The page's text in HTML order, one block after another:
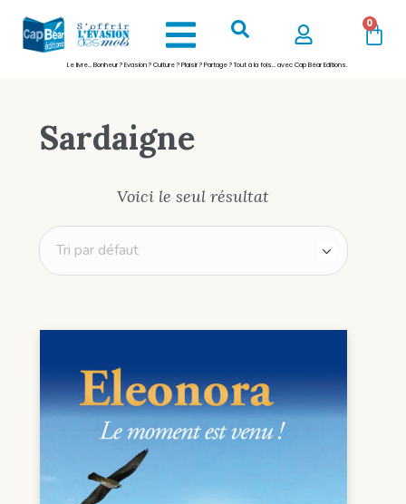
0
Le livre… Bonheur ? Evasion ? Culture ? Plaisir ? Partage ? Tout à la fois… avec Cap Béar Editions.
Sardaigne
Voici le seul résultat